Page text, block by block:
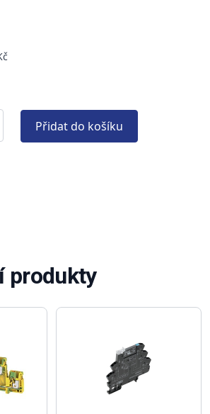
Přidat do košíku
produkty